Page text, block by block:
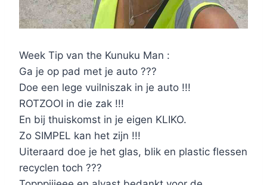
Week Tip van the Kunuku Man :
Ga je op pad met je auto ???
Doe een lege vuilniszak in je auto !!!
ROTZOOI in die zak !!!
En bij thuiskomst in je eigen KLIKO.
Zo SIMPEL kan het zijn !!!
Uiteraard doe je het glas, blik en plastic flessen
recyclen toch ???